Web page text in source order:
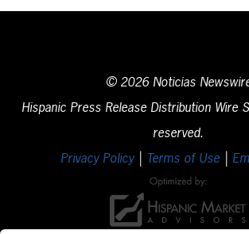
© 2026 Noticias
Hispanic Press Release Distribution Wire
reserved.
Privacy Policy| Terms of Use